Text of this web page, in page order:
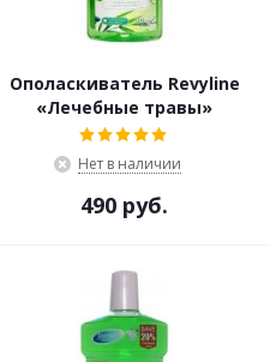
Ополаскиватель Revyline
«Лечебные травы»
Нет в наличии
490 руб.